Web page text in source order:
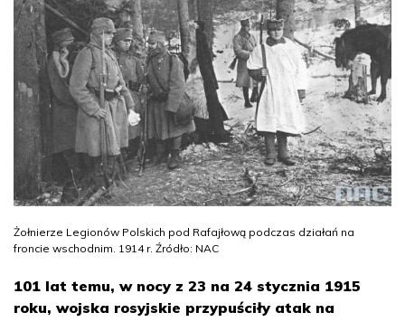
Żołnierze Legionów Polskich pod Rafajłową podczas działań na
froncie wschodnim. 1914 r. Źródło: NAC
101 lat temu, w nocy z 23 na 24 stycznia 1915
roku, wojska rosyjskie przypuściły atak na